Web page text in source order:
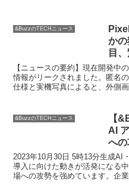
&BuzzのTECHニュース
かの
目
の
【ニュースの要約】現在開発中
情報がリークされました。匿名
仕様と実機写真によると、外側
&BuzzのTECHニュース
【
AI
へ
人
2023年10月30日 5時13分生成AI
導入に向けた動きが活発になる
場への攻勢を強めています。企